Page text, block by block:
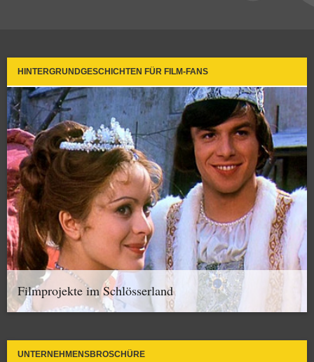
HINTERGRUNDGESCHICHTEN FÜR FILM-FANS
Filmprojekte im Schlösserland
UNTERNEHMENSBROSCHÜRE